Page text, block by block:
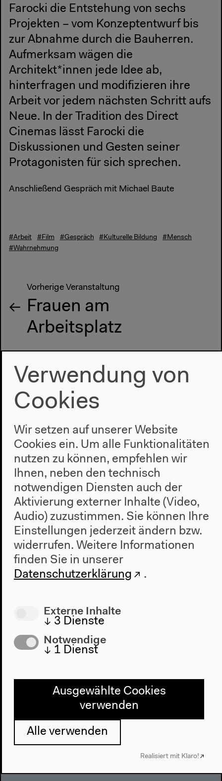
Farocki die Entstehung von sechs
Projekten – vom Konzeptentwurf bis
zur Abnahme durch die Bauherren.
Aufmerksam wägen die
Architekt*innen jede Idee ab,
hinterfragen und modifizieren ihre
Arbeit vor jedem nächsten Schritt aufs
Neue. In der Tradition des Direct
Cinemas lässt Farocki die
Diskussionen und Gesten seiner
Protagonisten für sich sprechen.
Anschließend Gespräch mit Michael Baute
#Arbeit #Film #Gespräch #Kulturelle Bildung
#Mensch
#Wahrnehmung
Vorherige Veranstaltung
Frauen am
Arbeitsplatz
Nächste Veranstaltung
Menschenrechte in
der globalen
Wirtschaft
Programm
Das Neue Alphabet
Das Anthropozän am HKW
Haus
Über uns
Verwendung von
Cookies
Wir setzen auf unserer Website
Cookies ein. Um alle Funktionalitäten
nutzen zu können, empfehlen wir
Ihnen, neben den technisch
notwendigen Diensten auch der
Aktivierung externer Inhalte (Video,
Audio) zuzustimmen. Sie können Ihre
Einstellungen jederzeit ändern bzw.
widerrufen. Weitere Informationen
finden Sie in unserer
Datenschutzerklärung
.
Externe Inhalte
↓ 3 Dienste
Notwendige
↓ 1 Dienst
Ausgewählte Cookies
verwenden
Alle verwenden
Realisiert mit Klaro!